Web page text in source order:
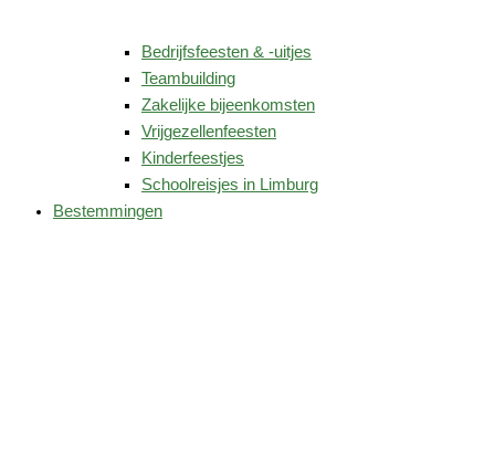
Bedrijfsfeesten & -uitjes
Teambuilding
Zakelijke bijeenkomsten
Vrijgezellenfeesten
Kinderfeestjes
Schoolreisjes in Limburg
Bestemmingen